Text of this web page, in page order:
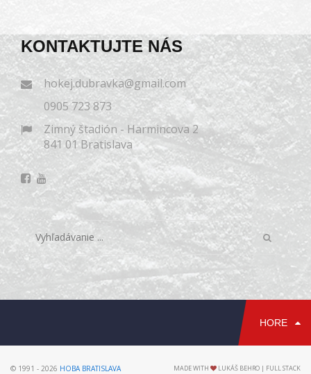
KONTAKTUJTE NÁS
hokej.dubravka@gmail.com
0905 723 873
Zimný štadión - Harmincova 2
841 01 Bratislava
HORE
© 1991 - 2026 HOBA BRATISLAVA MADE WITH LUKÁŠ BEHRO | FULL STACK